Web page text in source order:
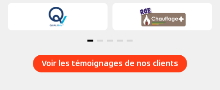
Voir les témoignages de nos clients